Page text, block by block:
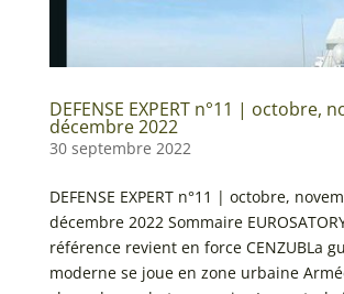
DEFENSE EXPERT n°11 | octobre,
décembre 2022
30 septembre 2022
DEFENSE EXPERT n°11 | octobre,
décembre 2022 Sommaire
référence revient en force CENZUBLa
moderne se joue en zone urbaine